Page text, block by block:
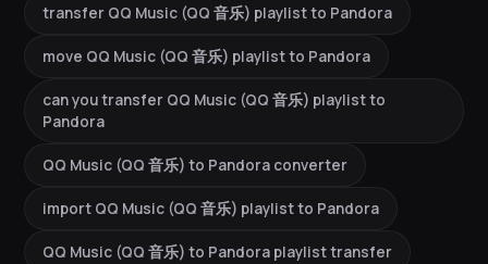
transfer QQ Music (QQ 音乐) playlist to Pandora
move QQ Music (QQ 音乐) playlist to Pandora
can you transfer QQ Music (QQ 音乐) playlist to
Pandora
QQ Music (QQ 音乐) to Pandora converter
import QQ Music (QQ 音乐) playlist to Pandora
QQ Music (QQ 音乐) to Pandora playlist transfer